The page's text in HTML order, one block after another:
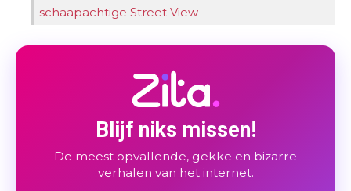
schaapachtige Street View
Blijf niks missen!
De meest opvallende, gekke en bizarre
verhalen van het internet.